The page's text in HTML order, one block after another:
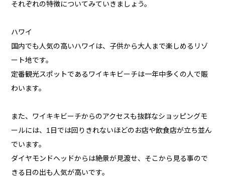
それぞれの特徴についてみていきましょう。
ハワイ
国内でも人気の高いハワイは、子供から大人まで楽しめるリゾ
ート地です。
定番観光スポットであるワイキキビーチは一年中多くの人で賑
わいます。
また、ワイキキビーチからのアクセスも抜群なショッピングモ
ールには、1日では回りきれないほどのお店や飲食店が立ち並ん
でいます。
ダイヤモンドヘッドからは絶景が見渡せ、そこから見る事ので
きる日の出も人気が高いです。